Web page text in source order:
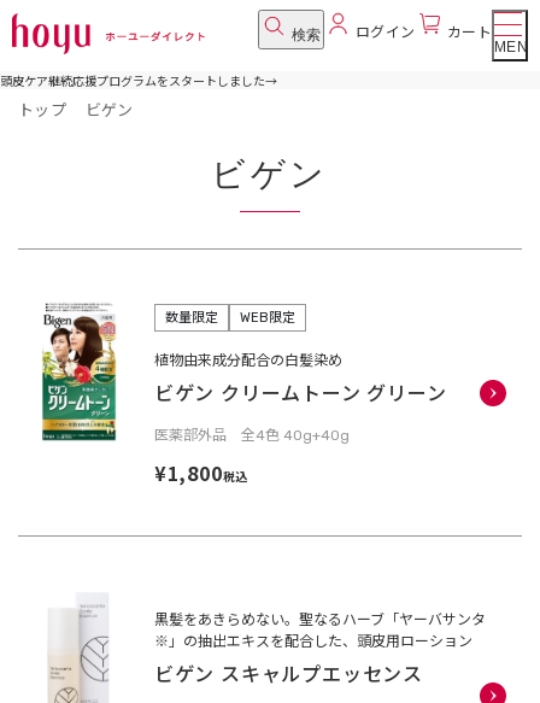
検索 ログイン
カート
MENU
頭皮ケア継続応援プログラムをスタートしました→
トップ ビゲン
ビゲン
数量限定 WEB限定
植物由来成分配合の白髪染め
ビゲン クリームトーン グリーン
医薬部外品 全4色 40g+40g
¥1,800税込
黒髪をあきらめない。聖なるハーブ「ヤーバサンタ
※」の抽出エキスを配合した、頭皮用ローション
ビゲン スキャルプエッセンス